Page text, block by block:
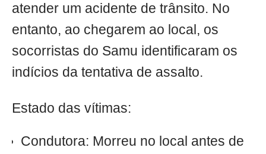
atender um acidente de trânsito. No
entanto, ao chegarem ao local, os
socorristas do Samu identificaram os
indícios da tentativa de assalto.
Estado das vítimas:
Condutora: Morreu no local antes de